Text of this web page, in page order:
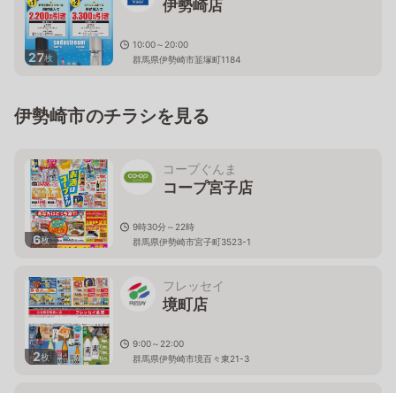
27枚
伊勢崎店
10:00～20:00
群馬県伊勢崎市韮塚町1184
伊勢崎市のチラシを見る
6枚
コープぐんま
コープ宮子店
9時30分～22時
群馬県伊勢崎市宮子町3523-1
2枚
フレッセイ
境町店
9:00～22:00
群馬県伊勢崎市境百々東21-3